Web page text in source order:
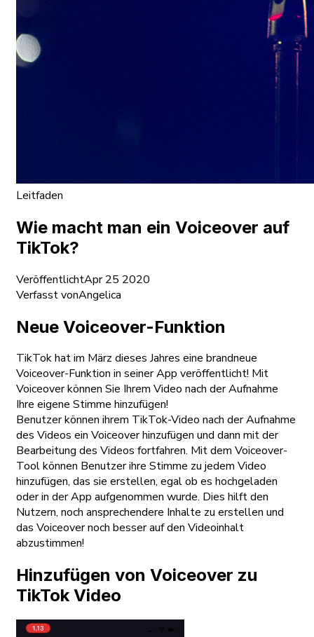
Leitfaden
Wie macht man ein Voiceover auf
TikTok?
VeröffentlichtApr 25 2020
Verfasst vonAngelica
Neue Voiceover-Funktion
TikTok hat im März dieses Jahres eine brandneue
Voiceover-Funktion in seiner App veröffentlicht! Mit
Voiceover können Sie Ihrem Video nach der Aufnahme
Ihre eigene Stimme hinzufügen!
Benutzer können ihrem TikTok-Video nach der Aufnahme
des Videos ein Voiceover hinzufügen und dann mit der
Bearbeitung des Videos fortfahren. Mit dem Voiceover-
Tool können Benutzer ihre Stimme zu jedem Video
hinzufügen, das sie erstellen, egal ob es hochgeladen
oder in der App aufgenommen wurde. Dies hilft den
Nutzern, noch ansprechendere Inhalte zu erstellen und
das Voiceover noch besser auf den Videoinhalt
abzustimmen!
Hinzufügen von Voiceover zu
TikTok Video